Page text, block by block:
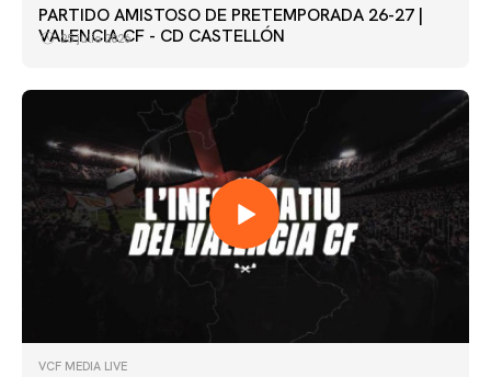
PARTIDO AMISTOSO DE PRETEMPORADA 26-27 |
VALENCIA CF - CD CASTELLÓN
25 julio 2026
VCF MEDIA LIVE